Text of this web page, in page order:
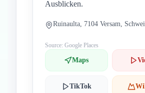
Ausblicken.
Ruinaulta, 7104 Versam,
Source: Google Places
Maps
TikTok